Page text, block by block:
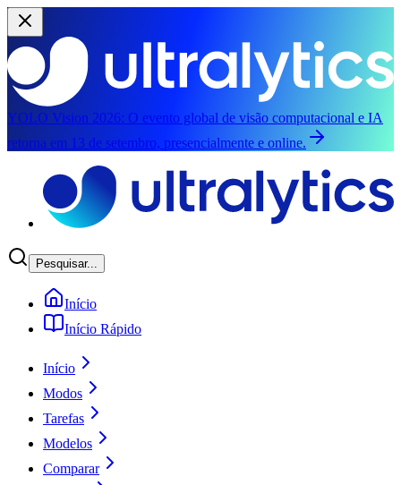
YOLO Vision 2026: O evento global de visão computacional e IA
retorna em 13 de setembro, presencialmente e online.
Pesquisar...
Início
Início Rápido
Início
Modos
Tarefas
Modelos
Comparar